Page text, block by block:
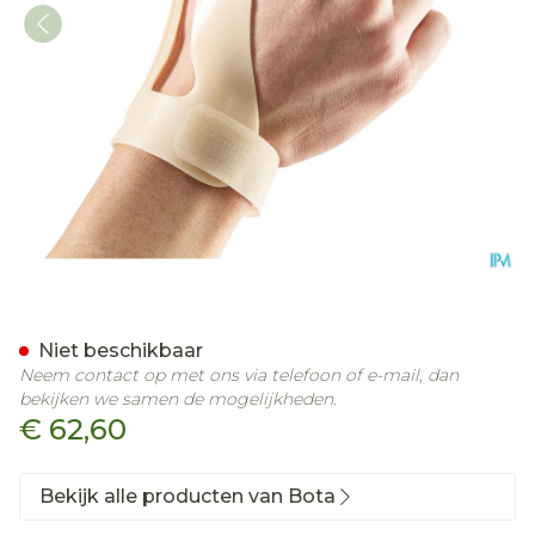
€ 62,60
Niet beschikbaar
Neem contact op met ons via telefoon of e-mail, dan
bekijken we samen de mogelijkheden.
Bekijk alle producten van Bota